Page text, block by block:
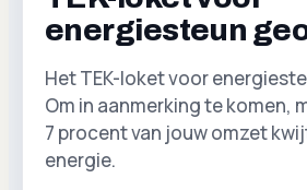
energiesteun
Het TEK-loket voor
Om in aanmerking te komen,
7 procent van jouw omzet
energie.